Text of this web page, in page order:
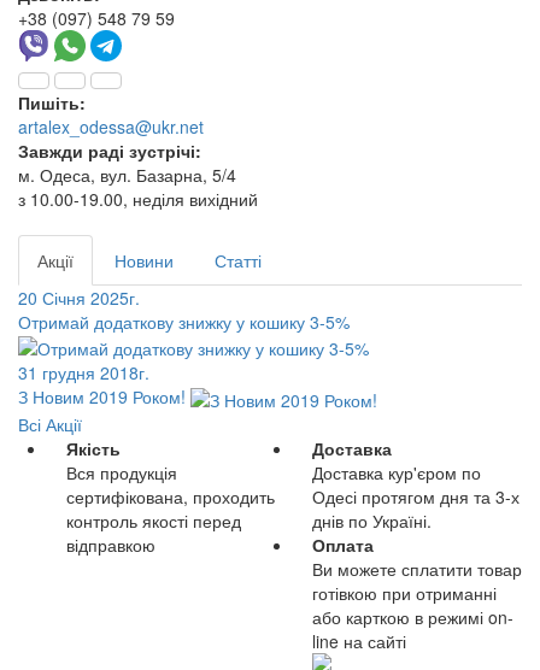
+38 (097) 548 79 59
Пишіть:
artalex_odessa@ukr.net
Завжди раді зустрічі:
м. Одеса, вул. Базарна, 5/4
з 10.00-19.00, неділя вихідний
Акції Новини
Статті
20 Січня 2025г.
Отримай додаткову знижку у кошику 3-5%
31 грудня 2018г.
З Новим 2019 Роком!
Всі Акції
Якість
Вся продукція
сертифікована, проходить
контроль якості перед
відправкою
Доставка
Доставка кур'єром по
Одесі протягом дня та 3-х
днів по Україні.
Оплата
Ви можете сплатити товар
готівкою при отриманні
або карткою в режимі on-
line на сайті